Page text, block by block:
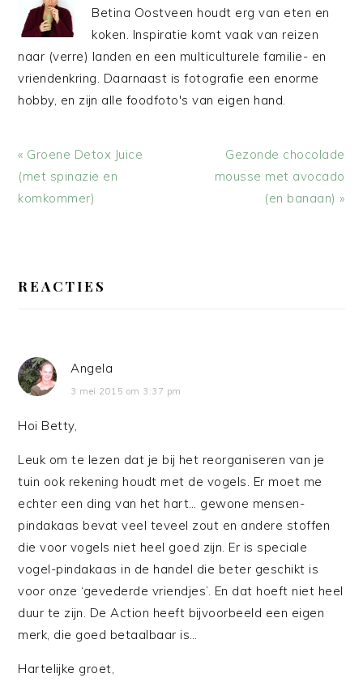
Betina Oostveen houdt erg van eten en
koken. Inspiratie komt vaak van reizen
naar (verre) landen en een multiculturele familie- en
vriendenkring. Daarnaast is fotografie een enorme
hobby, en zijn alle foodfoto's van eigen hand.
Vorig
bericht:
« Groene Detox Juice
(met spinazie en
komkommer)
Volgend
bericht:
Gezonde chocolade
mousse met avocado
(en banaan) »
INTERACTIES
REACTIES
Angela
3 mei 2015 om 3:37 pm
Hoi Betty,
Leuk om te lezen dat je bij het reorganiseren van je
tuin ook rekening houdt met de vogels. Er moet me
echter een ding van het hart… gewone mensen-
pindakaas bevat veel teveel zout en andere stoffen
die voor vogels niet heel goed zijn. Er is speciale
vogel-pindakaas in de handel die beter geschikt is
voor onze ‘gevederde vriendjes’. En dat hoeft niet heel
duur te zijn. De Action heeft bijvoorbeeld een eigen
merk, die goed betaalbaar is…
Hartelijke groet,